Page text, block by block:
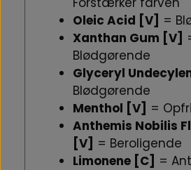
Oleic Acid [V] =
Xanthan Gum [V]
Blødgørende
Glyceryl
Blødgørende
Menthol [V] =
Anthemis Nobilis
[V] = Beroligende
Limonene [C] =